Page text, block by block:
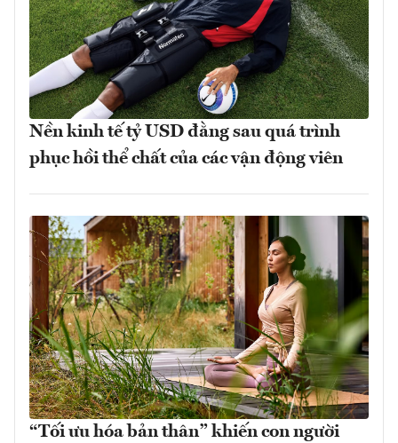
Nền kinh tế tỷ USD đằng sau quá trình
phục hồi thể chất của các vận động viên
“Tối ưu hóa bản thân” khiến con người